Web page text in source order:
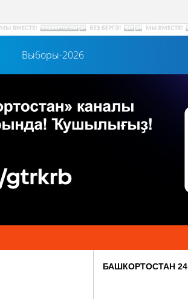
Выборы-2026
БАШКОРТОСТАН 24